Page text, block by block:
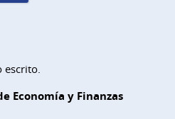
escrito.
Economía y Finanzas